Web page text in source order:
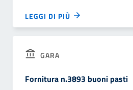
LEGGI DI PIÙ
GARA
Fornitura n.3893 buoni pasti